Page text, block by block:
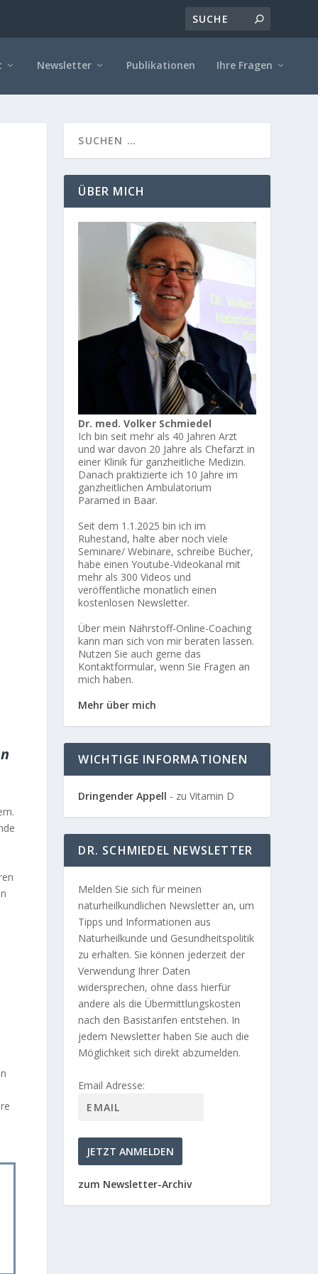
Newsletter Publikationen Ihre Fragen
ÜBER MICH
Dr. med. Volker Schmiedel
Ich bin seit mehr als 40 Jahren Arzt
und war davon 20 Jahre als Chefarzt in
einer Klinik für ganzheitliche Medizin.
Danach praktizierte ich 10 Jahre im
ganzheitlichen Ambulatorium
Paramed in Baar.
Seit dem 1.1.2025 bin ich im
Ruhestand, halte aber noch viele
Seminare/ Webinare, schreibe Bücher,
habe einen Youtube-Videokanal mit
mehr als 300 Videos und
veröffentliche monatlich einen
kostenlosen Newsletter.
Über mein Nährstoff-Online-Coaching
kann man sich von mir beraten lassen.
Nutzen Sie auch gerne das
Kontaktformular, wenn Sie Fragen an
mich haben.
Mehr über mich
WICHTIGE INFORMATIONEN
Dringender Appell - zu Vitamin D
DR. SCHMIEDEL NEWSLETTER
Melden Sie sich für meinen
naturheilkundlichen Newsletter an, um
Tipps und Informationen aus
Naturheilkunde und Gesundheitspolitik
zu erhalten. Sie können jederzeit der
Verwendung Ihrer Daten
widersprechen, ohne dass hierfür
andere als die Übermittlungskosten
nach den Basistarifen entstehen. In
jedem Newsletter haben Sie auch die
Möglichkeit sich direkt abzumelden.
Email Adresse:
zum Newsletter-Archiv